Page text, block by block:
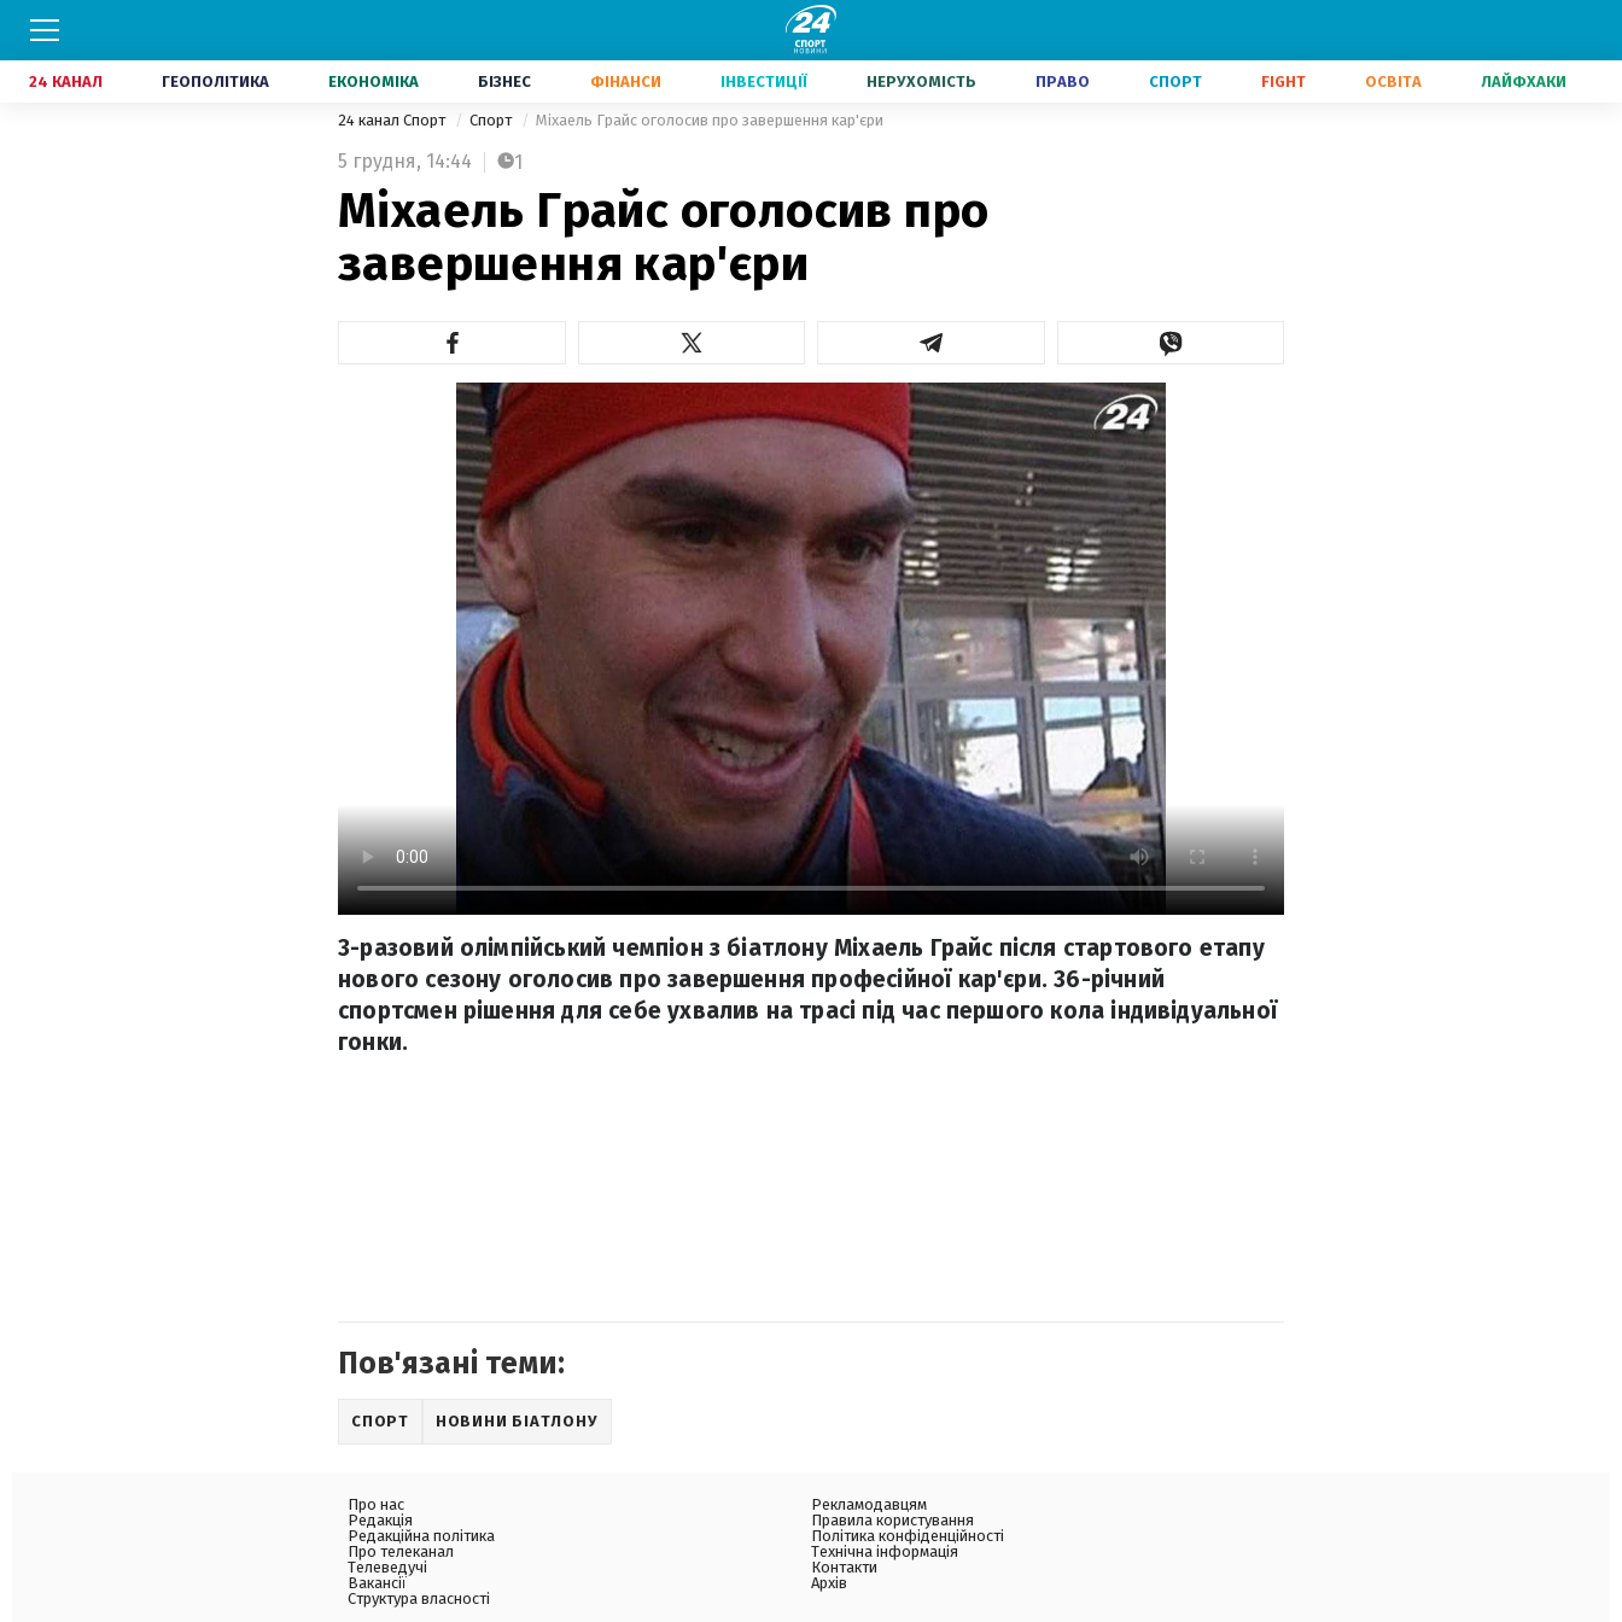
24 КАНАЛ ГЕОПОЛІТИКА ЕКОНОМІКА БІЗНЕС ФІНАНСИ ІНВЕСТИЦІЇ НЕРУХОМІСТЬ ПРАВО СПОРТ FIGHT ОСВІТА ЛАЙФХАКИ
24 канал Спорт Спорт Міхаель Грайс оголосив про завершення кар'єри
5 грудня, 14:44 1
Міхаель Грайс оголосив про
завершення кар'єри
3-разовий олімпійський чемпіон з біатлону Міхаель Грайс після стартового етапу
нового сезону оголосив про завершення професійної кар'єри. 36-річний
спортсмен рішення для себе ухвалив на трасі під час першого кола індивідуальної
гонки.
Пов'язані теми:
СПОРТ НОВИНИ БІАТЛОНУ
Про нас
Редакція
Редакційна політика
Про телеканал
Телеведучі
Вакансії
Структура власності
Рекламодавцям
Правила користування
Політика конфіденційності
Технічна інформація
Контакти
Архів